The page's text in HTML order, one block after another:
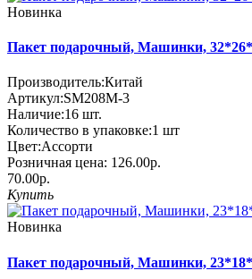
Новинка
Пакет подарочный, Машинки,
Производитель:Китай
Артикул:SM208M-3
Наличие:16 шт.
Количество в упаковке:1 шт
Цвет:Ассорти
Розничная цена: 126.00р.
70.00р.
Купить
Новинка
Пакет подарочный, Машинки,